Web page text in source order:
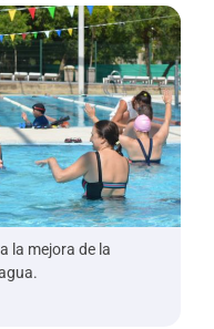
la mejora de la